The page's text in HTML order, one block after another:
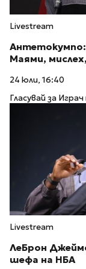
Livestream
Маями,
24 юли, 16:40
Гласувай за
Livestream
ЛеБрон
шефа на НБА